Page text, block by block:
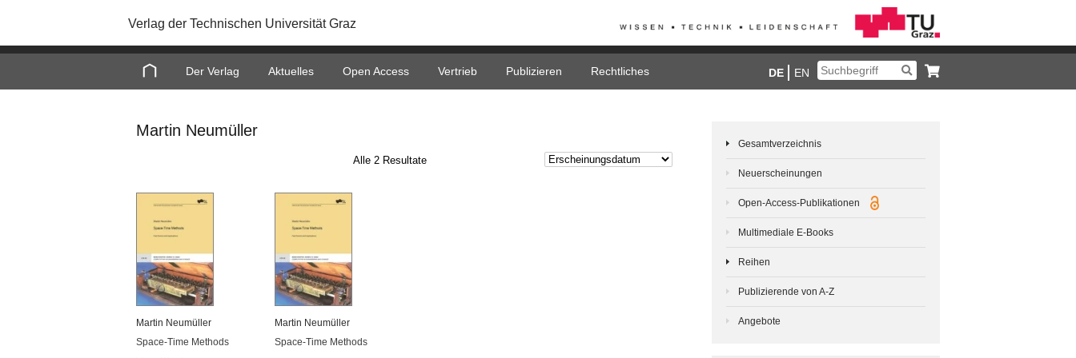
Verlag der Technischen Universität Graz
Home Der Verlag Aktuelles Open Access Vertrieb Publizieren Rechtliches DE EN
Martin Neumüller
Alle 2 Resultate
Mar­tin Neu­mül­ler
Space-Time Me­thods
Mar­tin Neu­mül­ler
Space-Time Me­thods
Gesamtverzeichnis
Neuerscheinungen
Open-Access-Publikationen
Multimediale E-Books
Reihen
Publizierende von A-Z
Angebote